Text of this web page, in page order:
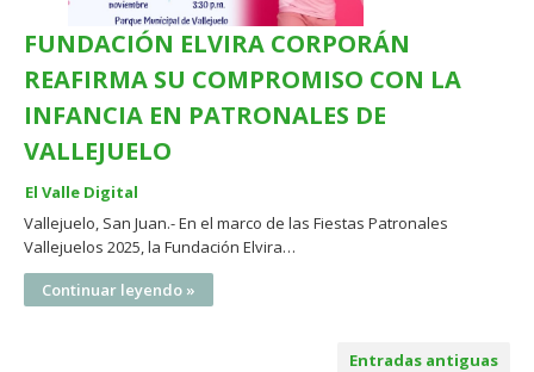
FUNDACIÓN ELVIRA CORPORÁN
REAFIRMA SU COMPROMISO CON LA
INFANCIA EN PATRONALES DE
VALLEJUELO
El Valle Digital
Vallejuelo, San Juan.- En el marco de las Fiestas Patronales
Vallejuelos 2025, la Fundación Elvira…
Continuar leyendo »
Entradas antiguas